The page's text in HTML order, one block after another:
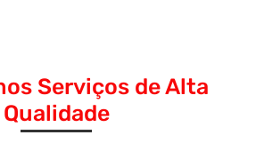
Serviços de Alta
Qualidade